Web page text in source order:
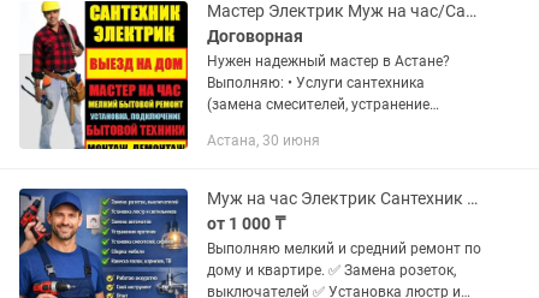
Мастер Электрик Муж на час/Сантехник/Плотник/Сборка/Замена Замков
Договорная
Нужен надежный мастер в Астане?
Выполняю: • Услуги сантехника
(замена смесителей, устранение
Электрика (розетки, выключатели,
Астана, 30 июня
Муж на час Электрик Сантехник качество
от 1 000 ₸
Выполняю мелкий и средний ремонт по
дому и квартире. ✅ Замена розеток,
выключателей ✅ Установка люстр и